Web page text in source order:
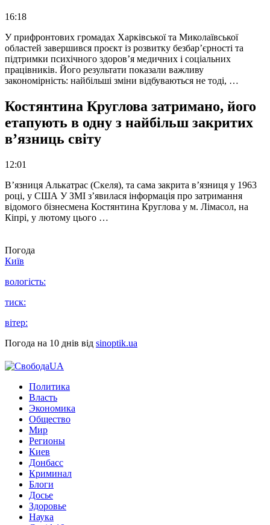
16:18
У прифронтових громадах Харківської та Миколаївської
областей завершився проєкт із розвитку безбар’єрності та
підтримки психічного здоров’я медичних і соціальних
працівників. Його результати показали важливу
закономірність: найбільші зміни відбуваються не тоді, …
Костянтина Круглова затримано, його
етапують в одну з найбільш закритих
в’язниць світу
12:01
В’язниця Алькатрас (Скеля), та сама закрита в’язниця у 1963
році, у США У ЗМІ з’явилася інформація про затримання
відомого бізнесмена Костянтина Круглова у м. Лімасол, на
Кіпрі, у лютому цього …
Погода
Київ
вологість:
тиск:
вітер:
Погода на 10 днів від sinoptik.ua
Политика
Власть
Экономика
Общество
Мир
Регионы
Киев
Донбасс
Криминал
Блоги
Досье
Здоровье
Наука